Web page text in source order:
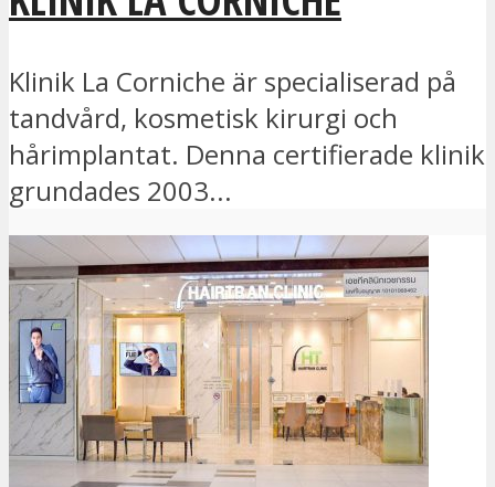
Klinik La Corniche är specialiserad på
tandvård, kosmetisk kirurgi och
hårimplantat. Denna certifierade klinik
grundades 2003...